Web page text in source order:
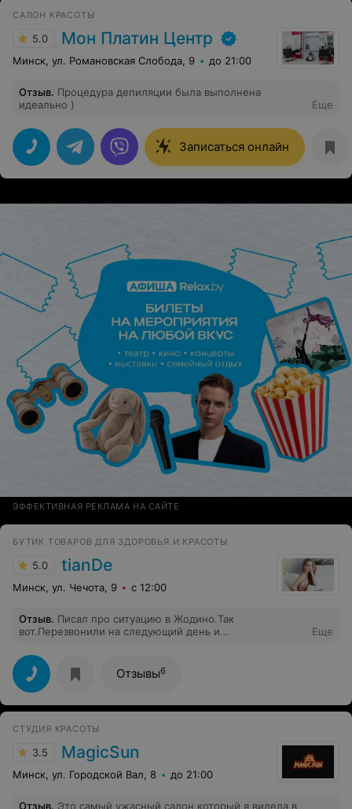
САЛОН КРАСОТЫ
5.0 Мон Платин Центр
Минск, ул. Романовская Слобода, 9 до 21:00
Отзыв. Процедура депиляции была выполнена
идеально )
Еще
Записаться онлайн
ЭФФЕКТИВНАЯ РЕКЛАМА НА САЙТЕ
БУТИК ТОВАРОВ ДЛЯ ЗДОРОВЬЯ И КРАСОТЫ
5.0 tianDe
Минск, ул. Чечота, 9 с 12:00
Отзыв. Писал про ситуацию в Жодино.Так
вот.Перезвонили на следующий день и
производства.А в Минске(в разных магазинах)
осталось всего две штуки,так они одну отправили в
Жодино.Отдельное спасибо Екатерине!
Еще
Отзывы6
СТУДИЯ КРАСОТЫ
3.5 MagicSun
Минск, ул. Городской Вал, 8 до 21:00
Отзыв. Это самый ужасный салон который я видела в